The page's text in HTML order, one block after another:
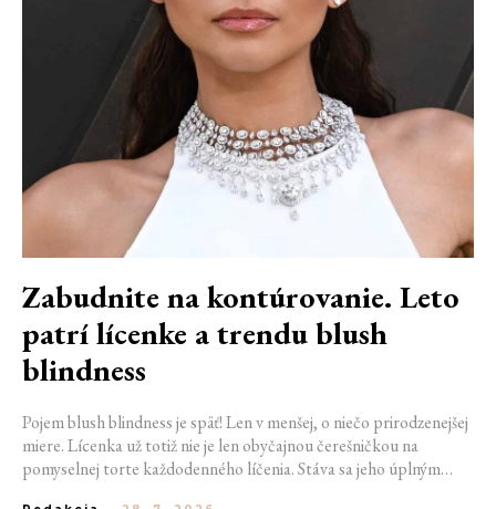
Zabudnite na kontúrovanie. Leto
patrí lícenke a trendu blush
blindness
Pojem blush blindness je späť! Len v menšej, o niečo prirodzenejšej
miere. Lícenka už totiž nie je len obyčajnou čerešničkou na
pomyselnej torte každodenného líčenia. Stáva sa jeho úplným